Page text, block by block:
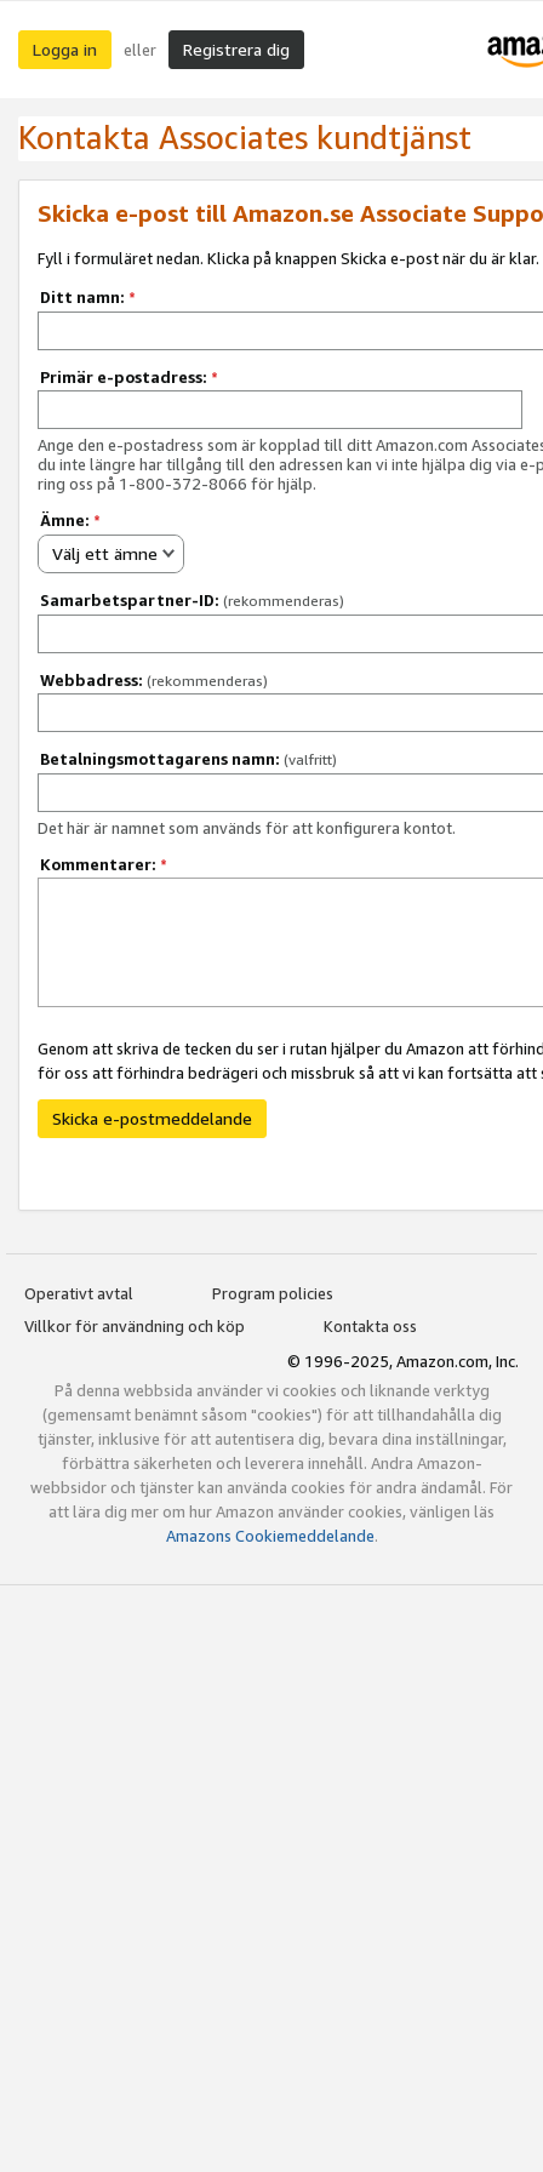
Logga in eller Registrera dig
Kontakta Associates kundtjänst
Skicka e-post till Amazon.se Associate
Fyll i formuläret nedan. Klicka på knappen Skicka e-post när du är klar.
Ditt namn: *
Primär e-postadress: *
Ange den e-postadress som är kopplad till ditt Amazon.com
du inte längre har tillgång till den adressen kan vi inte hjälpa dig via e-
ring oss på 1-800-372-8066 för hjälp.
Ämne: *
Välj ett ämne
Samarbetspartner-ID: (rekommenderas)
Webbadress: (rekommenderas)
Betalningsmottagarens namn: (valfritt)
Det här är namnet som används för att konfigurera kontot.
Kommentarer: *
Genom att skriva de tecken du ser i rutan hjälper du Amazon att
för oss att förhindra bedrägeri och missbruk så att vi kan fortsätta
Skicka e-postmeddelande
Operativt avtal
Program policies
Villkor för användning och köp
Kontakta oss
© 1996-2025, Amazon.com, Inc.
På denna webbsida använder vi cookies och liknande verktyg
(gemensamt benämnt såsom "cookies") för att tillhandahålla dig
tjänster, inklusive för att autentisera dig, bevara dina inställningar,
förbättra säkerheten och leverera innehåll. Andra Amazon-
webbsidor och tjänster kan använda cookies för andra ändamål. För
att lära dig mer om hur Amazon använder cookies, vänligen läs
Amazons Cookiemeddelande.